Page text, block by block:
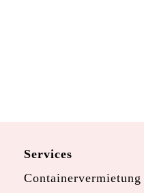
Services
Containervermietung